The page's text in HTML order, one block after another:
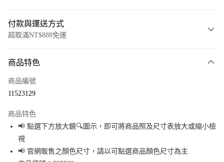
付款與運送方式
超取滿NT$888免運
信用卡一次付款
Apple Pay
街口支付
商品特色
商品編號
11523129
商品特色
📢 點選下方放大鏡🔍圖示，即可將商品照及尺寸表放大或縮小檢
視
📢 官網販售之顏色尺寸，請以可點選商品顏色尺寸為主